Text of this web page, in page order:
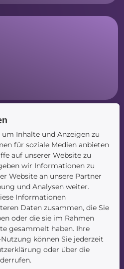
Inhalte und Anzeigen zu
für soziale Medien anbieten
auf unserer Website zu
wir Informationen zu
Website an unsere Partner
und Analysen weiter.
Informationen
Daten zusammen, die Sie
oder die sie im Rahmen
gesammelt haben. Ihre
können Sie jederzeit
oder über die